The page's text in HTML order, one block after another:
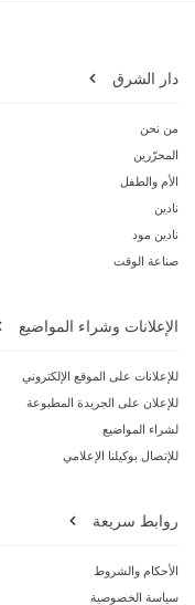
دار الشرق
من نحن
المحرّرين
الأم والطفل
نادين
نادين مود
صناعة الوقت
الإعلانات وشراء المواضيع
للإعلانات على الموقع الإلكتروني
للإعلان على الجريدة المطبوعة
لشراء المواضيع
للإتصال بوكيلنا الإعلامي
روابط سريعة
الأحكام والشروط
سياسة الخصوصية